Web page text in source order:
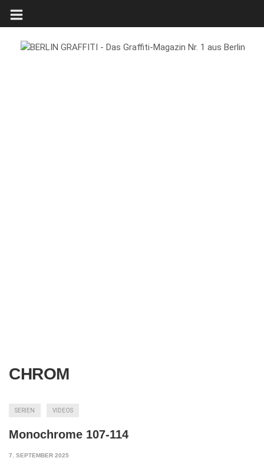
CHROM
SERIEN VIDEOS
Monochrome 107-114
7. SEPTEMBER 2025